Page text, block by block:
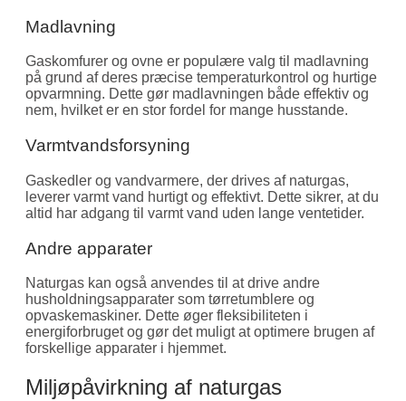
Madlavning
Gaskomfurer og ovne er populære valg til madlavning
på grund af deres præcise temperaturkontrol og hurtige
opvarmning. Dette gør madlavningen både effektiv og
nem, hvilket er en stor fordel for mange husstande.
Varmtvandsforsyning
Gaskedler og vandvarmere, der drives af naturgas,
leverer varmt vand hurtigt og effektivt. Dette sikrer, at du
altid har adgang til varmt vand uden lange ventetider.
Andre apparater
Naturgas kan også anvendes til at drive andre
husholdningsapparater som tørretumblere og
opvaskemaskiner. Dette øger fleksibiliteten i
energiforbruget og gør det muligt at optimere brugen af
forskellige apparater i hjemmet.
Miljøpåvirkning af naturgas